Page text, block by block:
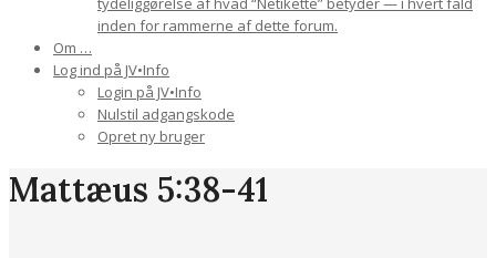
inden for rammerne af dette forum.
Om …
Log ind på JV•Info
Login på JV•Info
Nulstil adgangskode
Opret ny bruger
Mattæus 5:38-41